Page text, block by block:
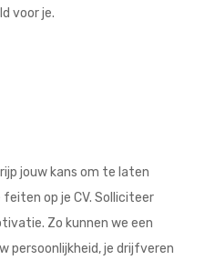
voor je.
jouw kans om te laten
op je CV. Solliciteer
Zo kunnen we een
persoonlijkheid, je drijfveren